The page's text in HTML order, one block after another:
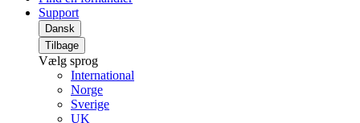
Support
Dansk
Tilbage
Vælg sprog
International
Norge
Sverige
UK